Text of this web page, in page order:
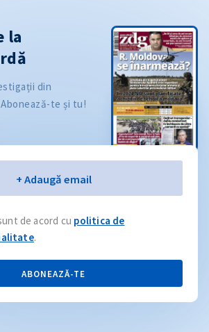
la
din
te și tu!
+ Adaugă email
de acord cu politica de
.
ABONEAZĂ-TE